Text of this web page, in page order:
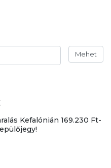
Mehet
Kefalónián 169.230 Ft-